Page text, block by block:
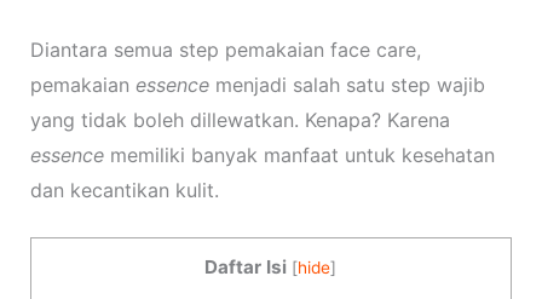
Diantara semua step pemakaian face care,
pemakaian essence menjadi salah satu step wajib
yang tidak boleh dillewatkan. Kenapa? Karena
essencememiliki banyak manfaat untuk kesehatan
dan kecantikan kulit.
Daftar Isi [hide]